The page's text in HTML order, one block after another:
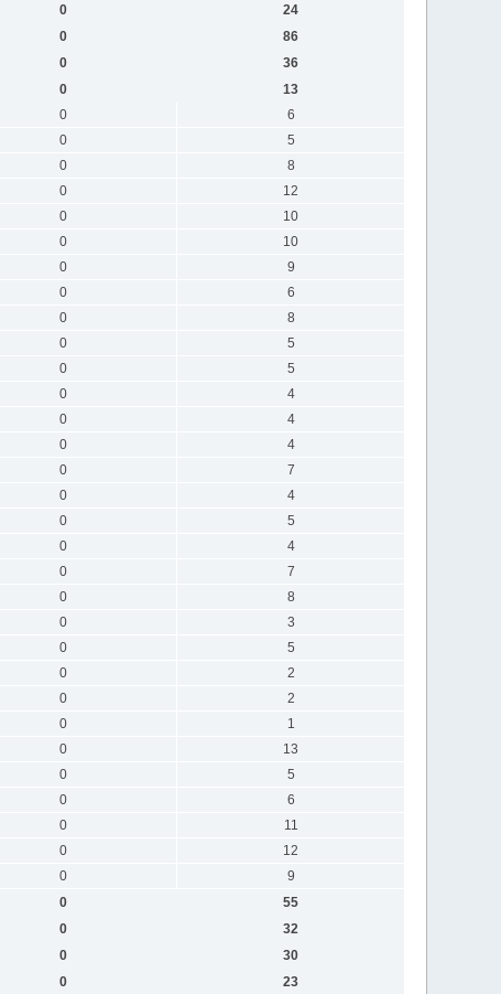
0
24
0
86
0
36
0
13
0
6
0
5
0
8
0
12
0
10
0
10
0
9
0
6
0
8
0
5
0
5
0
4
0
4
0
4
0
7
0
4
0
5
0
4
0
7
0
8
0
3
0
5
0
2
0
2
0
1
0
13
0
5
0
6
0
11
0
12
0
9
0
55
0
32
0
30
0 23